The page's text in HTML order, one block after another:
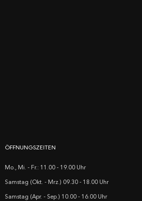
ÖFFNUNGSZEITEN
Mo., Mi. - Fr.: 11.00 - 19.00 Uhr
Samstag (Okt. - Mrz.) 09.30 - 18.00 Uhr
Samstag (Apr. - Sep.) 10.00 - 16.00 Uhr